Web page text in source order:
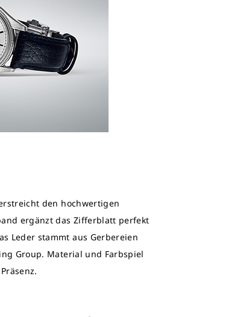
den hochwertigen
ergänzt das Zifferblatt perfekt
Leder stammt aus Gerbereien
Group. Material und Farbspiel